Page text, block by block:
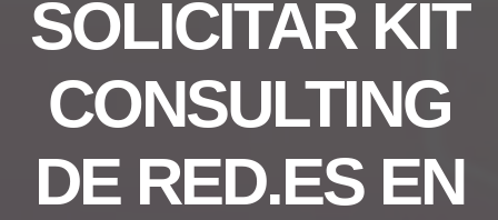
SOLICITAR KIT
CONSULTING
DE RED.ES EN